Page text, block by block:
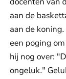
aan de
aan de
een poging
hij nog over:
ongeluk."